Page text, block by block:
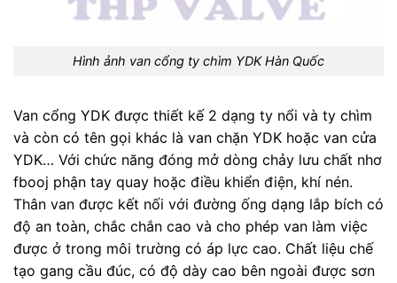
Hình ảnh van cổng ty chìm YDK Hàn Quốc
Van cổng YDK được thiết kế 2 dạng ty nổi và ty chìm
và còn có tên gọi khác là van chặn YDK hoặc van cửa
YDK… Với chức năng đóng mở dòng chảy lưu chất nhơ
fbooj phận tay quay hoặc điều khiển điện, khí nén.
Thân van được kết nối với đường ống dạng lắp bích có
độ an toàn, chắc chắn cao và cho phép van làm việc
được ở trong môi trường có áp lực cao. Chất liệu chế
tạo gang cầu đúc, có độ dày cao bên ngoài được sơn